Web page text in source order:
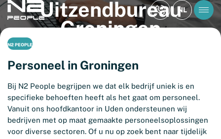
NL
Uitzendbureau
Groningen
N2 PEOPLE
Personeel in Groningen
Bij N2 People begrijpen we dat elk bedrijf uniek is en
specifieke behoeften heeft als het gaat om personeel.
Vanuit ons hoofdkantoor in Uden ondersteunen wij
bedrijven met op maat gemaakte personeelsoplossingen
voor diverse sectoren. Of u nu op zoek bent naar tijdelijk